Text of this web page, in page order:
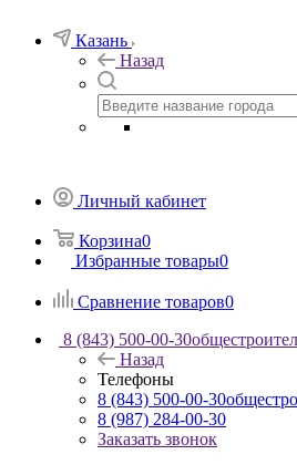
Казань
Назад
Личный кабинет
Корзина0
Избранные товары0
Сравнение товаров0
8 (843) 500-00-30
Назад
Телефоны
8 (843) 500-00-30
8 (987) 284-00-30
Заказать звонок